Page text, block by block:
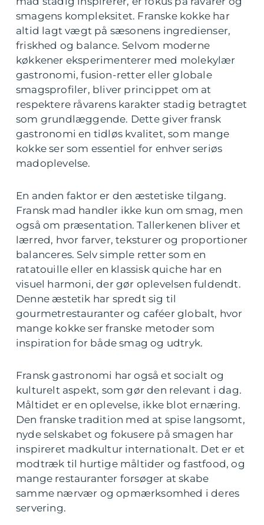
smagens kompleksitet. Franske kokke har
altid lagt vægt på sæsonens ingredienser,
friskhed og balance. Selvom moderne
køkkener eksperimenterer med molekylær
gastronomi, fusion-retter eller globale
smagsprofiler, bliver princippet om at
respektere råvarens karakter stadig betragtet
som grundlæggende. Dette giver fransk
gastronomi en tidløs kvalitet, som mange
kokke ser som essentiel for enhver seriøs
madoplevelse.
En anden faktor er den æstetiske tilgang.
Fransk mad handler ikke kun om smag, men
også om præsentation. Tallerkenen bliver et
lærred, hvor farver, teksturer og proportioner
balanceres. Selv simple retter som en
ratatouille eller en klassisk quiche har en
visuel harmoni, der gør oplevelsen fuldendt.
Denne æstetik har spredt sig til
gourmetrestauranter og caféer globalt, hvor
mange kokke ser franske metoder som
inspiration for både smag og udtryk.
Fransk gastronomi har også et socialt og
kulturelt aspekt, som gør den relevant i dag.
Måltidet er en oplevelse, ikke blot ernæring.
Den franske tradition med at spise langsomt,
nyde selskabet og fokusere på smagen har
inspireret madkultur internationalt. Det er et
modtræk til hurtige måltider og fastfood, og
mange restauranter forsøger at skabe
samme nærvær og opmærksomhed i deres
servering.